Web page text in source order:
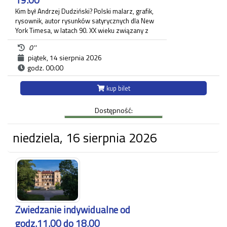
Kim był Andrzej Dudziński? Polski malarz, grafik,
rysownik, autor rysunków satyrycznych dla New
York Timesa, w latach 90. XX wieku związany z
krakowskim "Tygodnikiem Powszechnym", gdzie
zamieszczał regularnie komentarz polityczny. Na
wystawie pt.: "Andrzej Dudziński. Przypadek
artysty niemożliwego" zaprezentowane zostały
różnorodne prace artysty.
Ekspozycja odbywa się w budynku Strzelnicy na
Woli przy ul. Królowej Jadwigi 220 oraz w Willi
Decjusza (parter), gdzie zgromadzone zostały
projekty graficzne, plakaty, okładki i ilustracja
prasowa autora.
Każdy uczestnik zwiedzania jest zobowiązany do
posiadania własnego biletu.
*Ostatnie wejście na zwiedzanie odbywa się
najpóźniej 45 minut przed zamknięciem.
0''
piątek, 14 sierpnia 2026
godz. 00:00
kup bilet
Dostępność:
niedziela, 16 sierpnia 2026
Zwiedzanie indywidualne od
godz.11.00 do 18.00